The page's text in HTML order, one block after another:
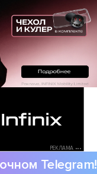
РЕКЛАМА •••
Telegram!